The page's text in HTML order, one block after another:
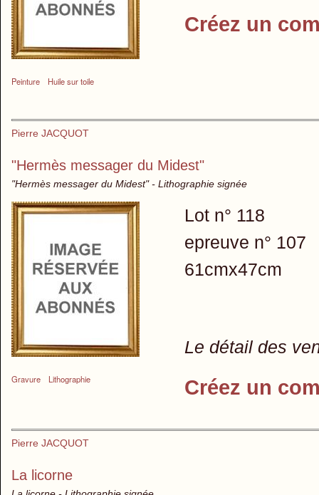
Peinture Huile sur toile
Créez un
Pierre JACQUOT
"Hermès messager du Midest"
"Hermès messager du Midest" - Lithographie signée
Gravure Lithographie
Lot n° 118
epreuve n° 107
61cmx47cm
Le détail des
Créez un
Pierre JACQUOT
La licorne